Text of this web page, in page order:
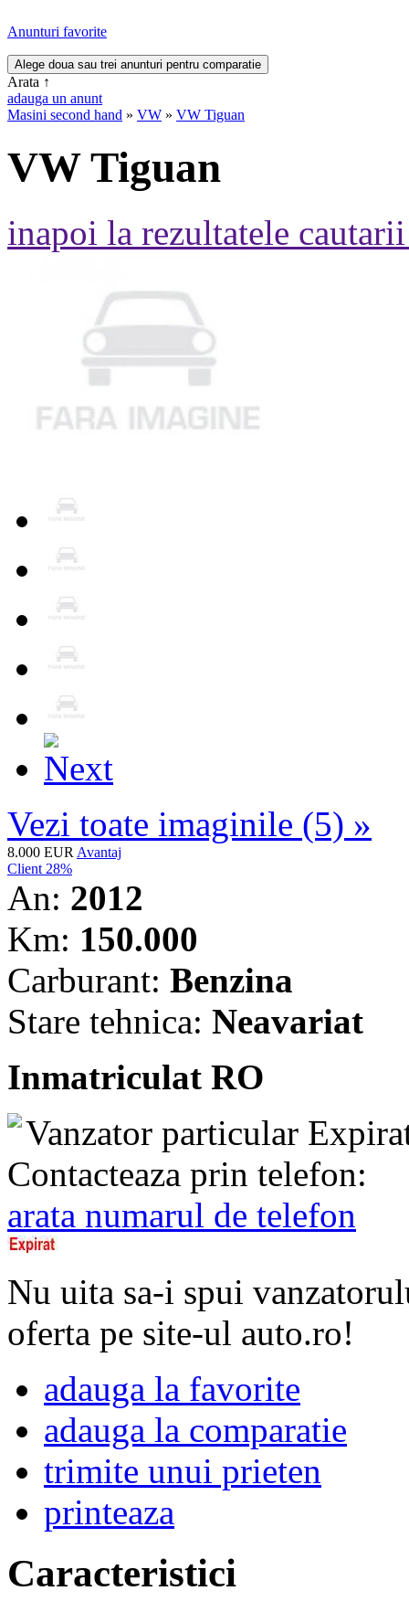
Anunturi favorite
Arata ↑
adauga un anunt
Masini second hand » VW » VW Tiguan
VW Tiguan
inapoi la rezultatele
Vezi toate imaginile (5) »
8.000 EUR Avantaj
Client 28%
An: 2012
Km: 150.000
Carburant: Benzina
Stare tehnica: Neavariat
Inmatriculat RO
Vanzator particular
Contacteaza prin telefon:
arata numarul de telefon
Nu uita sa-i spui
oferta pe site-ul auto.ro!
adauga la favorite
adauga la comparatie
trimite unui prieten
printeaza
Caracteristici